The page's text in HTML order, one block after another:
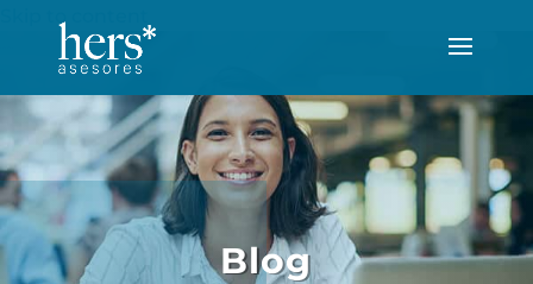
Skip to content
Blog